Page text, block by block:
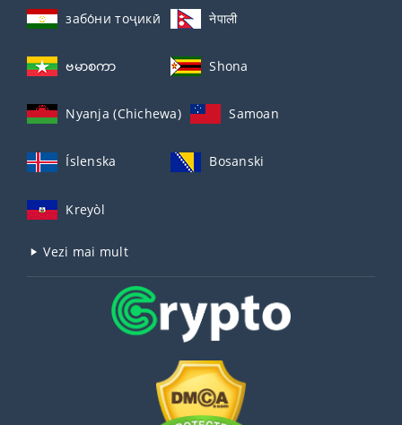
забо́ни тоҷикӣ́ नेपाली
ဗမာစကာ Shona
Nyanja (Chichewa) Samoan
Íslenska Bosanski
Kreyòl
Vezi mai mult